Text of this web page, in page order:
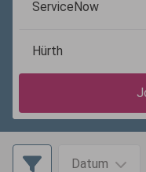
Datum